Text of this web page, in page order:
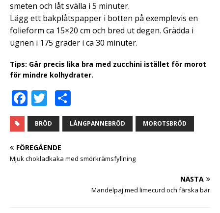
smeten och låt svälla i 5 minuter.
Lägg ett bakplåtspapper i botten på exemplevis en
folieform ca 15×20 cm och bred ut degen. Grädda i
ugnen i 175 grader i ca 30 minuter.
Tips: Går precis lika bra med zucchini istället för morot
för mindre kolhydrater.
F
a
c
e
b
T
w
it
te
r
el
a
BRÖD LÅNGPANNEBRÖD MOROTSBRÖD
FÖREGÅENDE
Mjuk chokladkaka med smörkrämsfyllning
NÄSTA
Mandelpaj med limecurd och färska bär